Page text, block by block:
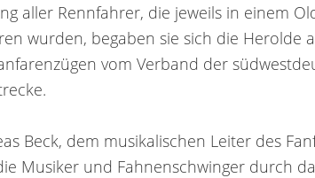
aller Rennfahrer, die jeweils in einem
wurden, begaben sie sich die Herolde
vom Verband der
Beck, dem musikalischen Leiter des
Musiker und Fahnenschwinger durch